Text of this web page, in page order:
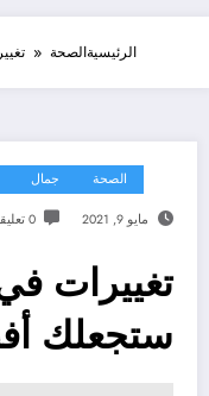
الرئيسيةالصحة
الصحة جمال
مايو 9, 2021 0 تعليقات
تغييرات
ستجعلك